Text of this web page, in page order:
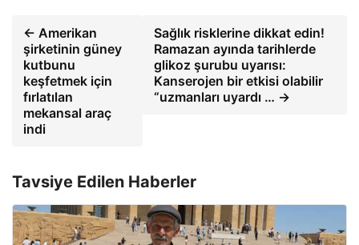
← Amerikan
şirketinin güney
kutbunu
keşfetmek için
fırlatılan
mekansal araç
indi
Sağlık risklerine dikkat edin!
Ramazan ayında tarihlerde
glikoz şurubu uyarısı:
Kanserojen bir etkisi olabilir
“uzmanları uyardı … →
Tavsiye Edilen Haberler